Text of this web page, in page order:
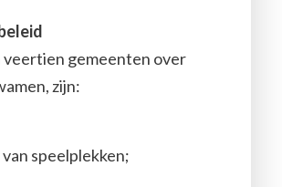
veertien gemeenten over
zijn:
speelplekken;